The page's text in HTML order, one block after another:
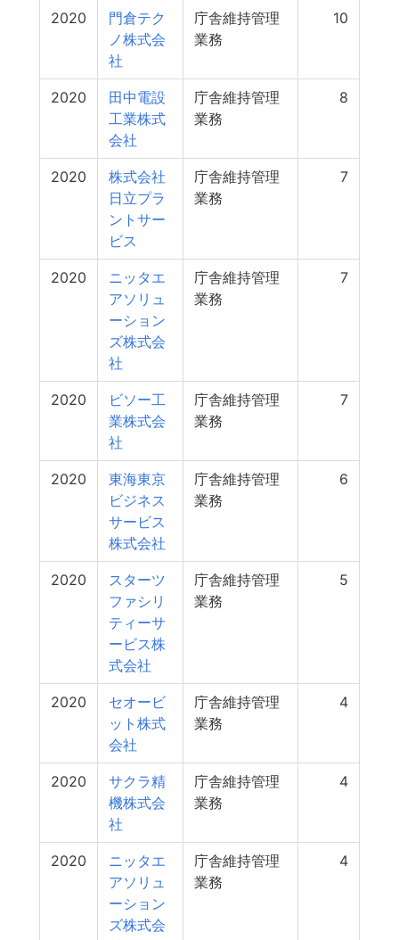
2020
門倉テク
ノ株式会
社
庁舎維持管理
業務
10
2020
田中電設
工業株式
会社
庁舎維持管理
業務
8
2020
株式会社
日立プラ
ントサー
ビス
庁舎維持管理
業務
7
2020
ニッタエ
アソリュ
ーション
ズ株式会
社
庁舎維持管理
業務
7
2020
ビソー工
業株式会
社
庁舎維持管理
業務
7
2020
東海東京
ビジネス
サービス
株式会社
庁舎維持管理
業務
6
2020
スターツ
ファシリ
ティーサ
ービス株
式会社
庁舎維持管理
業務
5
2020
セオービ
ット株式
会社
庁舎維持管理
業務
4
2020
サクラ精
機株式会
社
庁舎維持管理
業務
4
2020
ニッタエ
アソリュ
ーション
ズ株式会
庁舎維持管理
業務
4